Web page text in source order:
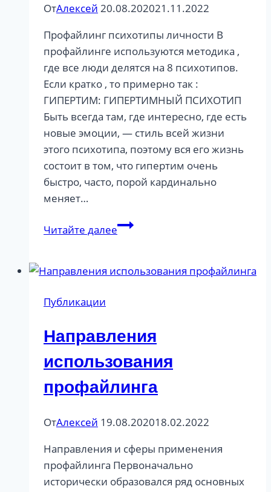
ОтАлексей 20.08.202021.11.2022
Профайлинг психотипы личности В
профайлинге используются методика ,
где все люди делятся на 8 психотипов.
Если кратко , то примерно так :
ГИПЕРТИМ: ГИПЕРТИМНЫЙ ПСИХОТИП
Быть всегда там, где интересно, где есть
новые эмоции, — стиль всей жизни
этого психотипа, поэтому вся его жизнь
состоит в том, что гипертим очень
быстро, часто, порой кардинально
меняет…
Читайте далееПрофайлинг
Публикации
Направления
использования
профайлинга
ОтАлексей 19.08.202018.02.2022
Направления и сферы применения
профайлинга Первоначально
исторически образовался ряд основных